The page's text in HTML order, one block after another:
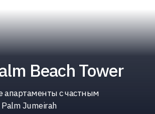
апартаменты с частным
Jumeirah
Beach Tower